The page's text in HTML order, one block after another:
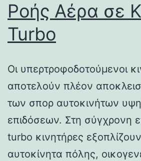
Ροής Αέρα σε
Turbo
Οι υπερτροφοδοτούμενοι
αποτελούν πλέον
των σπορ αυτοκινήτων
επιδόσεων. Στη σύγχρονη
turbo κινητήρες
αυτοκίνητα πόλης,